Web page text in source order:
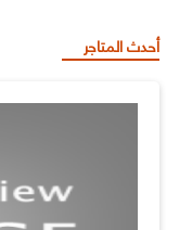
أحدث المتاجر